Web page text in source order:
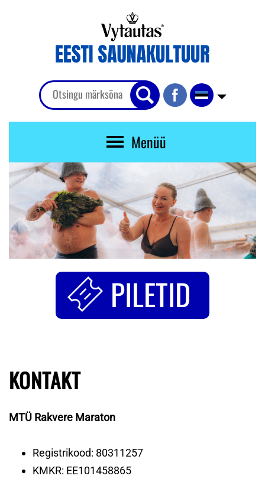
Menüü
PILETID
KONTAKT
MTÜ Rakvere Maraton
Registrikood: 80311257
KMKR: EE101458865